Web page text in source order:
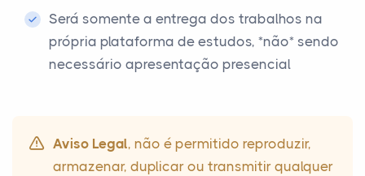
Será somente a entrega dos trabalhos na
própria plataforma de estudos, *não* sendo
necessário apresentação presencial
Aviso Legal, não é permitido reproduzir,
armazenar, duplicar ou transmitir qualquer